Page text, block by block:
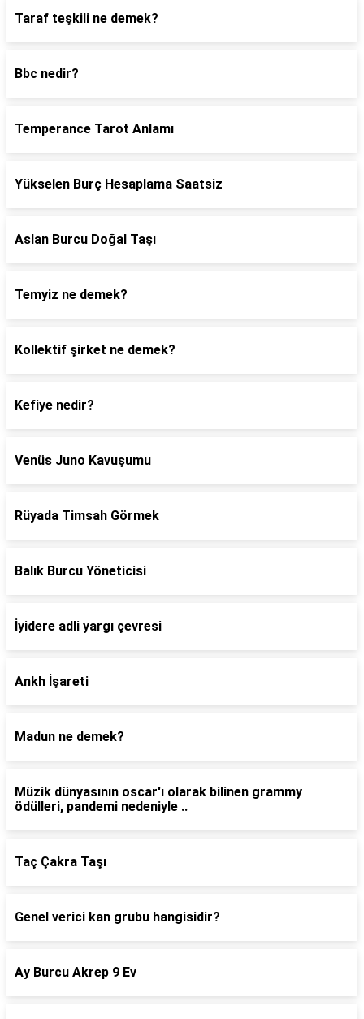
Taraf teşkili ne demek?
Bbc nedir?
Temperance Tarot Anlamı
Yükselen Burç Hesaplama Saatsiz
Aslan Burcu Doğal Taşı
Temyiz ne demek?
Kollektif şirket ne demek?
Kefiye nedir?
Venüs Juno Kavuşumu
Rüyada Timsah Görmek
Balık Burcu Yöneticisi
İyidere adli yargı çevresi
Ankh İşareti
Madun ne demek?
Müzik dünyasının oscar'ı olarak bilinen grammy
ödülleri, pandemi nedeniyle ..
Taç Çakra Taşı
Genel verici kan grubu hangisidir?
Ay Burcu Akrep 9 Ev